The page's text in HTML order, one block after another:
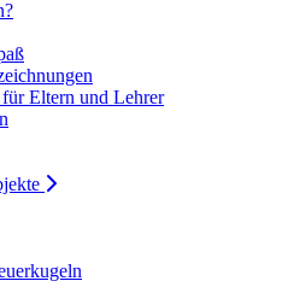
Eltern und Lehrer